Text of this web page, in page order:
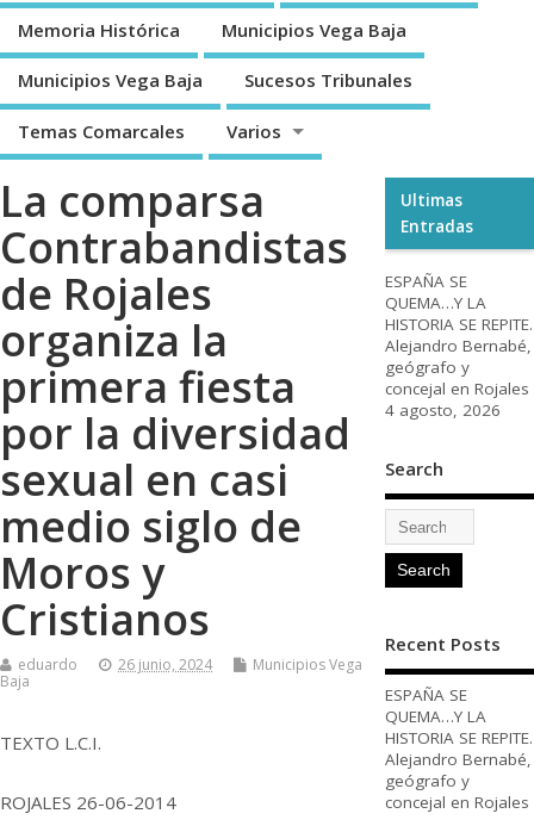
Memoria Histórica Municipios Vega Baja
Municipios Vega Baja Sucesos Tribunales
Temas Comarcales Varios
La comparsa
Contrabandistas
de Rojales
organiza la
primera fiesta
por la diversidad
sexual en casi
medio siglo de
Moros y
Cristianos
eduardo 26 junio, 2024
Municipios Vega
Baja
TEXTO L.C.I.
ROJALES 26-06-2014
Ultimas
Entradas
ESPAÑA SE
QUEMA…Y LA
HISTORIA SE REPITE.
Alejandro Bernabé,
geógrafo y
concejal en Rojales
4 agosto, 2026
Search
Recent Posts
ESPAÑA SE
QUEMA…Y LA
HISTORIA SE REPITE.
Alejandro Bernabé,
geógrafo y
concejal en Rojales